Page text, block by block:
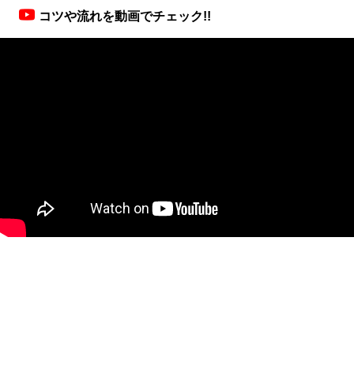
コツや流れを動画でチェック!!